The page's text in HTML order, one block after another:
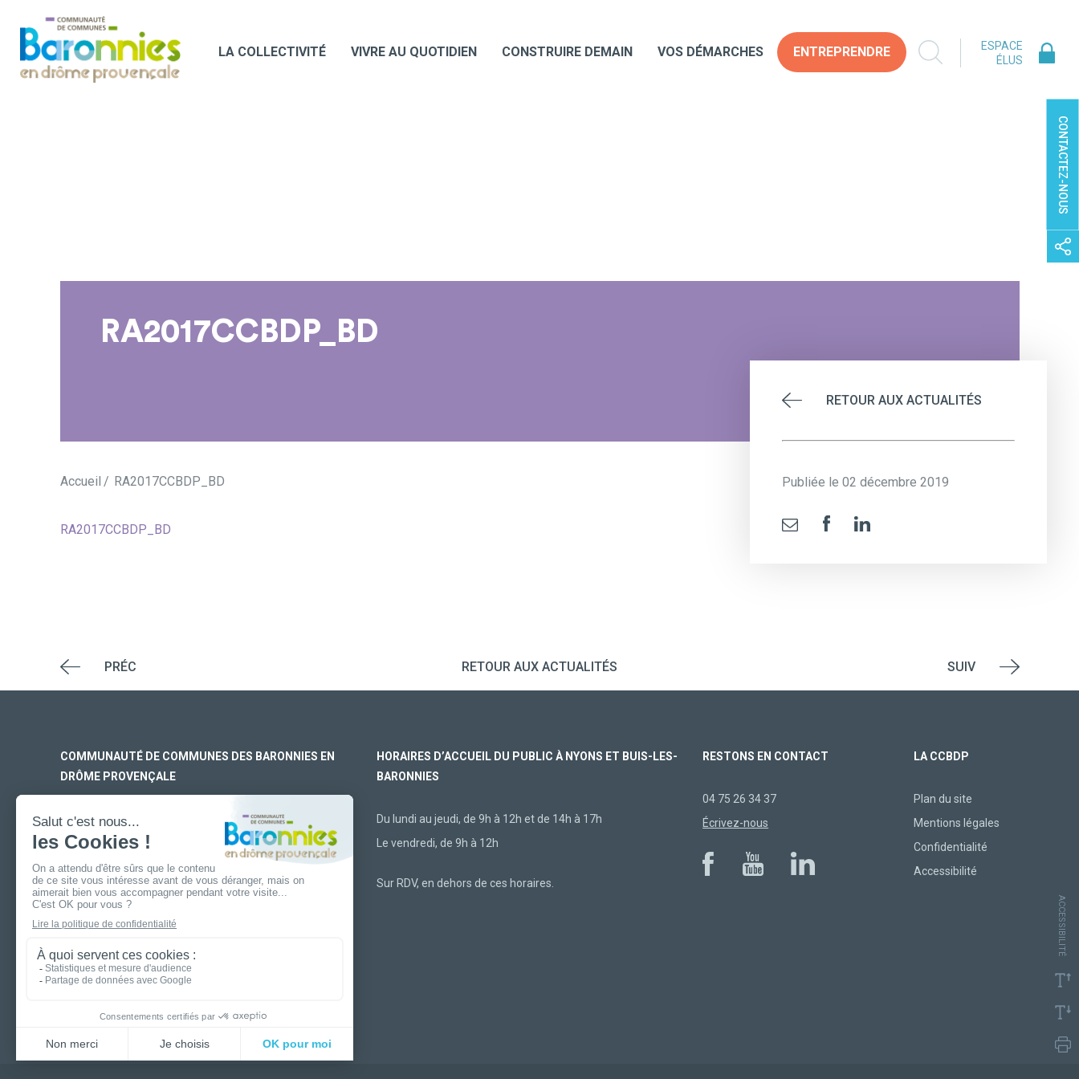
LA COLLECTIVITÉ VIVRE AU QUOTIDIEN CONSTRUIRE DEMAIN VOS DÉMARCHES ENTREPRENDRE
ESPACE
ÉLUS
CONTACTEZ-NOUS
RA2017CCBDP_BD
Accueil RA2017CCBDP_BD
RETOUR AUX ACTUALITÉS
Publiée le 02 décembre 2019
RA2017CCBDP_BD
PRÉC RETOUR AUX ACTUALITÉS SUIV
COMMUNAUTÉ DE COMMUNES DES BARONNIES EN
DRÔME PROVENÇALE
SIÈGE SOCIAL
170 rue Ferdinand Fert
Les Laurons – CS 30005
26110 Nyons
ANTENNE DE BUIS-LES-BARONNIES
19 boulevard Aristide Briand
26170 Buis-Les-Baronnies
HORAIRES D’ACCUEIL DU PUBLIC À NYONS ET BUIS-LES-
BARONNIES
Du lundi au jeudi, de 9h à 12h et de 14h à 17h
Le vendredi, de 9h à 12h
Sur RDV, en dehors de ces horaires.
RESTONS EN CONTACT
04 75 26 34 37
Écrivez-nous
LA CCBDP
Plan du site
Mentions légales
Confidentialité
Accessibilité
ACCESSIBILITÉ